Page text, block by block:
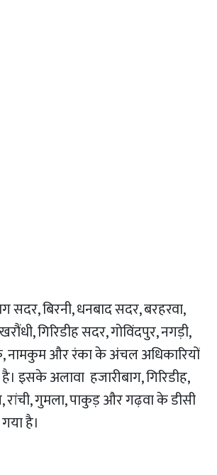
सदर, बिरनी, धनबाद सदर, बरहरवा,
गिरिडीह सदर, गोविंदपुर, नगड़ी,
नामकुम और रंका के अंचल अधिकारियों
इसके अलावा हजारीबाग, गिरिडीह,
गुमला, पाकुड़ और गढ़वा के डीसी
है।